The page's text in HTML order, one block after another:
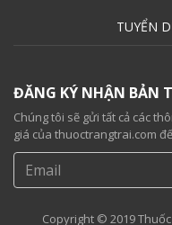
TUYỂN
ĐĂNG KÝ NHẬN BẢN
Chúng tôi sẽ gửi tất cả các
giá của thuoctrangtrai.com
Copyright © 2019